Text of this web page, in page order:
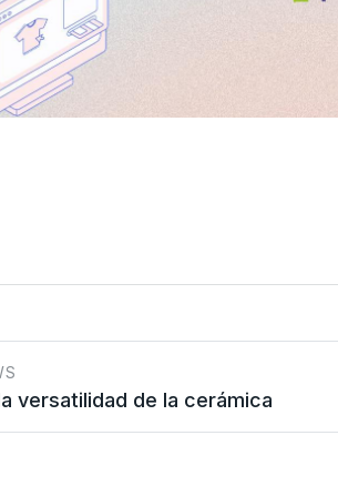
versatilidad de la cerámica